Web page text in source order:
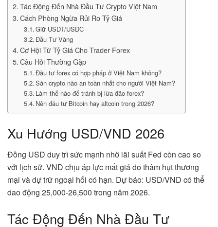
Tác Động Đến Nhà Đầu Tư Crypto Việt Nam
Cách Phòng Ngừa Rủi Ro Tỷ Giá
Giữ USDT/USDC
Đầu Tư Vàng
Cơ Hội Từ Tỷ Giá Cho Trader Forex
Câu Hỏi Thường Gặp
Đầu tư forex có hợp pháp ở Việt Nam không?
Sàn crypto nào an toàn nhất cho người Việt Nam?
Làm thế nào để tránh bị lừa đảo forex?
Nên đầu tư Bitcoin hay altcoin trong 2026?
Xu Hướng USD/VND 2026
Đồng USD duy trì sức mạnh nhờ lãi suất Fed còn cao so
với lịch sử. VND chịu áp lực mất giá do thâm hụt thương
mại và dự trữ ngoại hối có hạn. Dự báo: USD/VND có thể
dao động 25,000-26,500 trong năm 2026.
Tác Động Đến Nhà Đầu Tư